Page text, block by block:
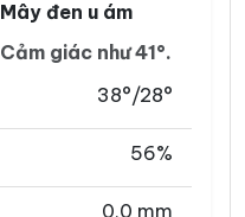
Mây đen u ám
Cảm giác như 41°.
38°/28°
56%
0,0 mm